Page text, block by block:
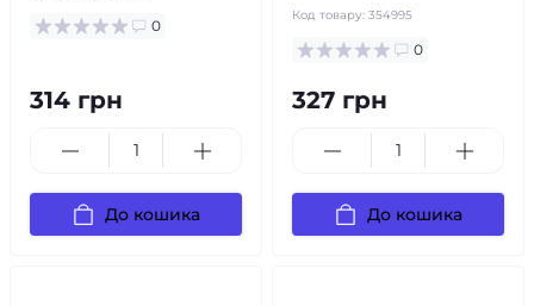
0
314 грн
До кошика
Код товару: 354995
0
327 грн
До кошика